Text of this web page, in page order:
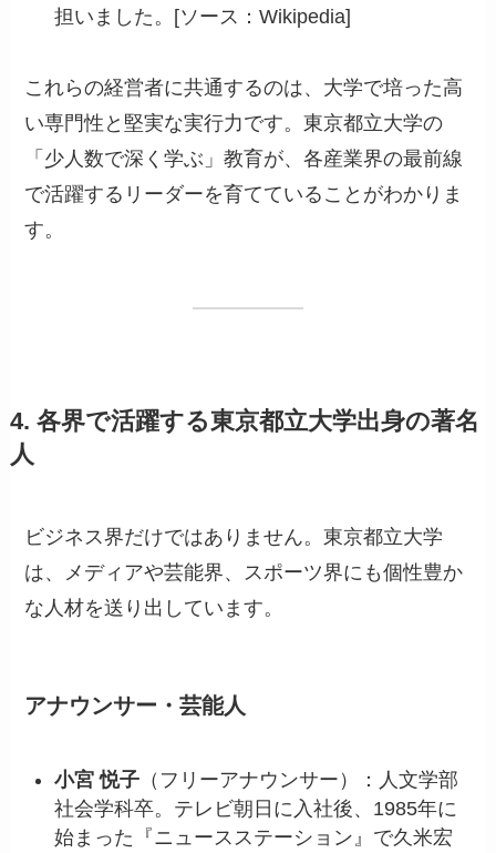
担いました。[ソース：Wikipedia]
これらの経営者に共通するのは、大学で培った高
い専門性と堅実な実行力です。東京都立大学の
「少人数で深く学ぶ」教育が、各産業界の最前線
で活躍するリーダーを育てていることがわかりま
す。
4. 各界で活躍する東京都立大学出身の著名
人
ビジネス界だけではありません。東京都立大学
は、メディアや芸能界、スポーツ界にも個性豊か
な人材を送り出しています。
アナウンサー・芸能人
小宮 悦子 （フリーアナウンサー）：人文学部
社会学科卒。テレビ朝日に入社後、1985年に
始まった『ニュースステーション』で久米宏